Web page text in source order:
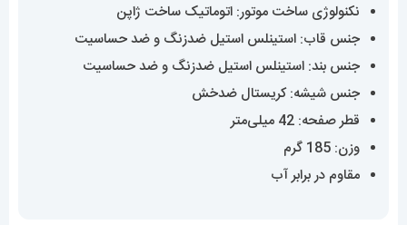
نکنولوژی ساخت موتور: اتوماتیک ساخت ژاپن
جنس قاب: استینلس استیل ضدزنگ و ضد حساسیت
جنس بند: استینلس استیل ضدزنگ و ضد حساسیت
جنس شیشه: کریستال ضدخش
قطر صفحه: 42 میلی‌متر
وزن: 185 گرم
مقاوم در برابر آب